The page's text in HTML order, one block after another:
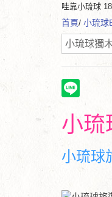
哇靠小琉球
首頁/小琉球
小琉球獨
小琉
小琉球